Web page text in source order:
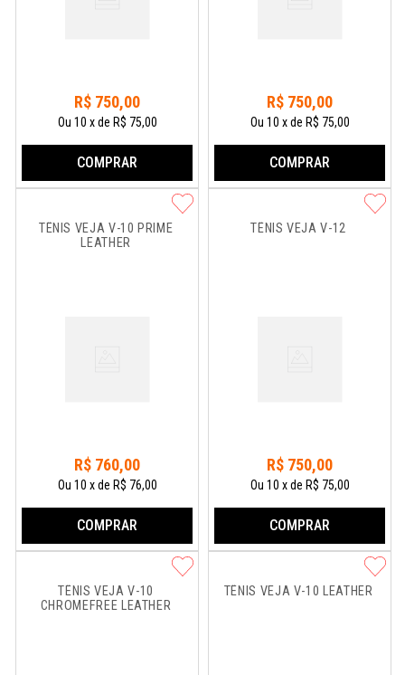
R$ 750,00
Ou 10 xde R$ 75,00
COMPRAR
R$ 750,00
Ou 10 xde R$ 75,00
COMPRAR
TÊNIS VEJA V-10 PRIME
LEATHER
R$ 760,00
Ou 10 xde R$ 76,00
COMPRAR
TÊNIS VEJA V-12
R$ 750,00
Ou 10 xde R$ 75,00
COMPRAR
TÊNIS VEJA V-10
CHROMEFREE LEATHER
TÊNIS VEJA V-10 LEATHER